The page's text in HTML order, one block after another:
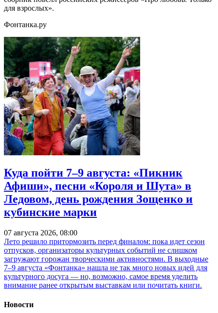
для взрослых».
Фонтанка.ру
Куда пойти 7–9 августа: «Пикник
Афиши», песни «Короля и Шута» в
Ледовом, день рождения Зощенко и
кубинские марки
07 августа 2026, 08:00
Лето решило притормозить перед финалом: пока идет сезон
отпусков, организаторы культурных событий не слишком
загружают горожан творческими активностями. В выходные
7–9 августа «Фонтанка» нашла не так много новых идей для
культурного досуга — но, возможно, самое время уделить
внимание ранее открытым выставкам или почитать книги.
Новости